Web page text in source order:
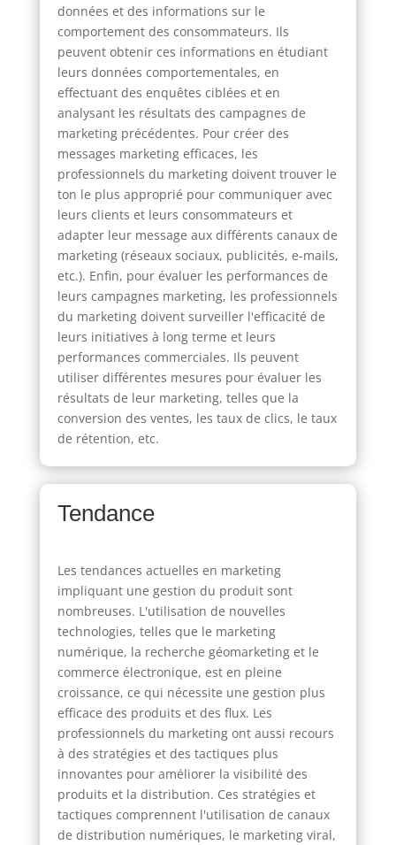
données et des informations sur le
comportement des consommateurs. Ils
peuvent obtenir ces informations en étudiant
leurs données comportementales, en
effectuant des enquêtes ciblées et en
analysant les résultats des campagnes de
marketing précédentes. Pour créer des
messages marketing efficaces, les
professionnels du marketing doivent trouver le
ton le plus approprié pour communiquer avec
leurs clients et leurs consommateurs et
adapter leur message aux différents canaux de
marketing (réseaux sociaux, publicités, e-mails,
etc.). Enfin, pour évaluer les performances de
leurs campagnes marketing, les professionnels
du marketing doivent surveiller l'efficacité de
leurs initiatives à long terme et leurs
performances commerciales. Ils peuvent
utiliser différentes mesures pour évaluer les
résultats de leur marketing, telles que la
conversion des ventes, les taux de clics, le taux
de rétention, etc.
Tendance
Les tendances actuelles en marketing
impliquant une gestion du produit sont
nombreuses. L'utilisation de nouvelles
technologies, telles que le marketing
numérique, la recherche géomarketing et le
commerce électronique, est en pleine
croissance, ce qui nécessite une gestion plus
efficace des produits et des flux. Les
professionnels du marketing ont aussi recours
à des stratégies et des tactiques plus
innovantes pour améliorer la visibilité des
produits et la distribution. Ces stratégies et
tactiques comprennent l'utilisation de canaux
de distribution numériques, le marketing viral,